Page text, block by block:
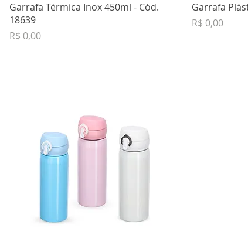
Garrafa Térmica Inox 450ml - Cód.
18639
Preço
R$ 0,00
Garrafa
Preço
R$ 0,00